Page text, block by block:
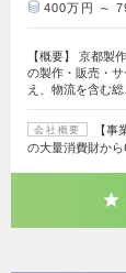
400万円 ～
【概要】 京都製
の製作・販売・
え、物流を含む総
会社概要
【
の大量消費財か